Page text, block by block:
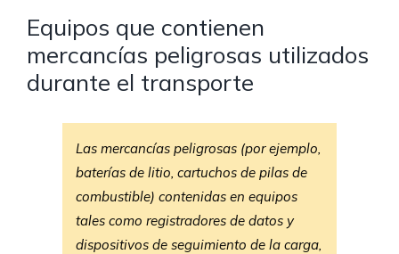
Equipos que contienen
mercancías peligrosas utilizados
durante el transporte
Las mercancías peligrosas (por ejemplo,
baterías de litio, cartuchos de pilas de
combustible) contenidas en equipos
tales como registradores de datos y
dispositivos de seguimiento de la carga,